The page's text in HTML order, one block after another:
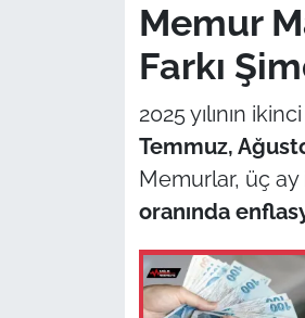
Memur
Farkı
2025 yılının
Temmuz,
Memurlar, üç ay
oranında